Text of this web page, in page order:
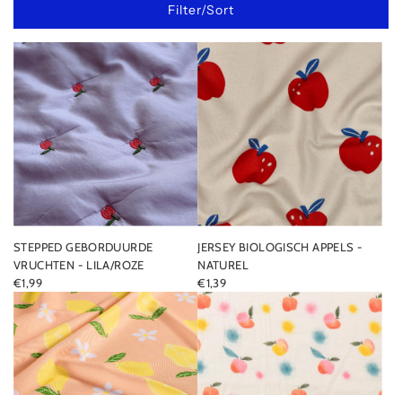
Filter/Sort
STEPPED GEBORDUURDE
VRUCHTEN - LILA/ROZE
€1,99
JERSEY BIOLOGISCH APPELS -
NATUREL
€1,39